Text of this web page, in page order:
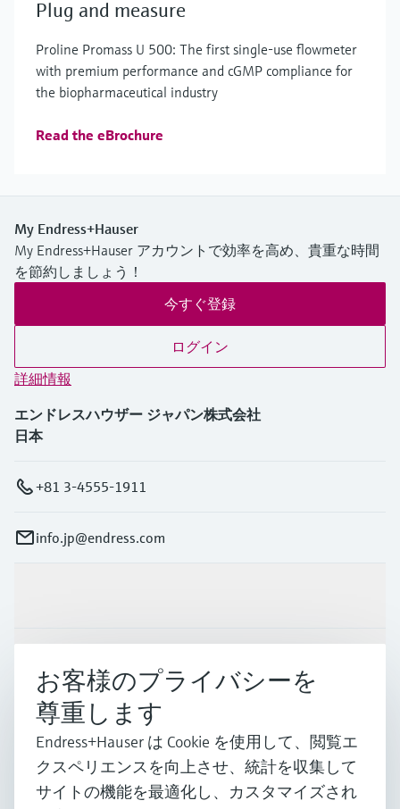
Plug and measure
Proline Promass U 500: The first single-use flowmeter
with premium performance and cGMP compliance for
the biopharmaceutical industry
Read the eBrochure
My Endress+Hauser
My Endress+Hauser アカウントで効率を高め、貴重な時間
を節約しましょう！
今すぐ登録
ログイン
詳細情報
エンドレスハウザー ジャパン株式会社
日本
+81 3-4555-1911
info.jp@endress.com
サポート
会社情報
お客様のプライバシーを
尊重します
Endress+Hauser は Cookie を使用して、閲覧エ
クスペリエンスを向上させ、統計を収集して
サイトの機能を最適化し、カスタマイズされ